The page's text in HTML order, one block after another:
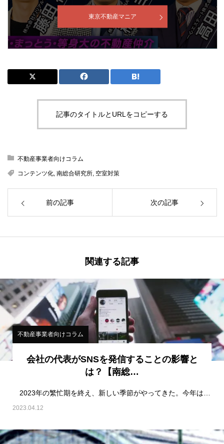
東京不動産マニア
記事のタイトルとURLをコピーする
不動産事業者向けコラム
コンテンツ化, 南総合研究所, 空室対策
前の記事 次の記事
関連する記事
不動産事業者向けコラム
会社の代表がSNSを発信することの影響と
は？【南総…
2023.04.12